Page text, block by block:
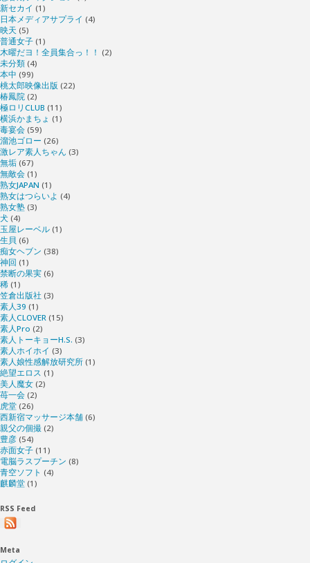
新セカイ (1)
日本メディアサプライ (4)
映天 (5)
普通女子 (1)
木曜だヨ！全員集合っ！！ (2)
未分類 (4)
本中 (99)
桃太郎映像出版 (22)
椿鳳院 (2)
極ロリCLUB (11)
横浜かまちょ (1)
毒宴会 (59)
溜池ゴロー (26)
激レア素人ちゃん (3)
無垢 (67)
無敵会 (1)
熟女JAPAN (1)
熟女はつらいよ (4)
熟女塾 (3)
犬 (4)
玉屋レーベル (1)
生貝 (6)
痴女ヘブン (38)
神回 (1)
禁断の果実 (6)
稀 (1)
笠倉出版社 (3)
素人39 (1)
素人CLOVER (15)
素人Pro (2)
素人トーキョーH.S. (3)
素人ホイホイ (3)
素人娘性感解放研究所 (1)
絶望エロス (1)
美人魔女 (2)
苺一会 (2)
虎堂 (26)
西新宿マッサージ本舗 (6)
親父の個撮 (2)
豊彦 (54)
赤面女子 (11)
電脳ラスプーチン (8)
青空ソフト (4)
麒麟堂 (1)
RSS Feed
Meta